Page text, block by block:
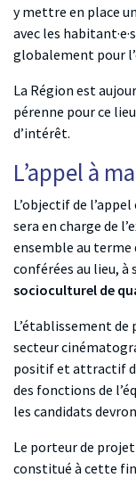
y mettre en place
avec les
globalement pour
La Région est
pérenne pour ce
d’intérêt.
L’appel à
L’objectif de
sera en charge de
ensemble au terme
conférées au lieu, à
socioculturel de
L’établissement de
secteur
positif et attractif
des fonctions de
les candidats
Le porteur de projet
constitué à cette fin